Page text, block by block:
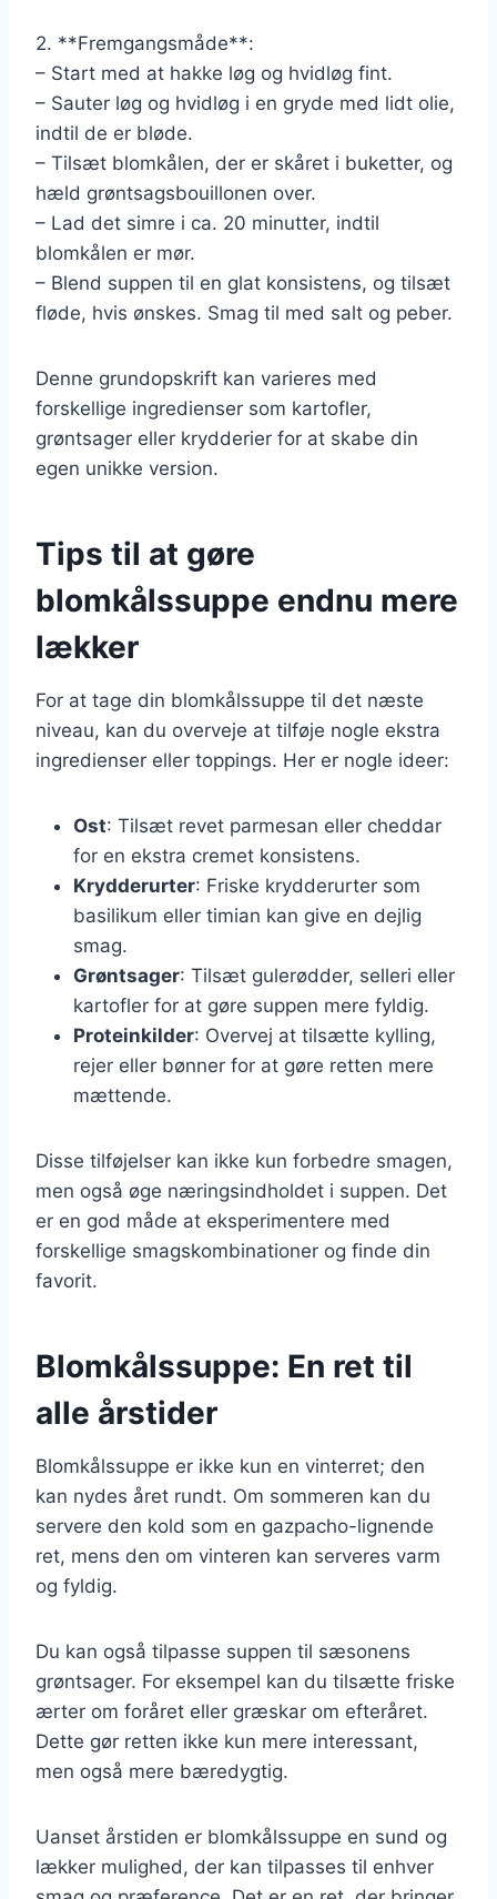
2. **Fremgangsmåde**:
– Start med at hakke løg og hvidløg fint.
– Sauter løg og hvidløg i en gryde med lidt olie,
indtil de er bløde.
– Tilsæt blomkålen, der er skåret i buketter, og
hæld grøntsagsbouillonen over.
– Lad det simre i ca. 20 minutter, indtil
blomkålen er mør.
– Blend suppen til en glat konsistens, og tilsæt
fløde, hvis ønskes. Smag til med salt og peber.
Denne grundopskrift kan varieres med
forskellige ingredienser som kartofler,
grøntsager eller krydderier for at skabe din
egen unikke version.
Tips til at gøre
blomkålssuppe endnu mere
lækker
For at tage din blomkålssuppe til det næste
niveau, kan du overveje at tilføje nogle ekstra
ingredienser eller toppings. Her er nogle ideer:
Ost: Tilsæt revet parmesan eller cheddar
for en ekstra cremet konsistens.
Krydderurter: Friske krydderurter som
basilikum eller timian kan give en dejlig
smag.
Grøntsager: Tilsæt gulerødder, selleri eller
kartofler for at gøre suppen mere fyldig.
Proteinkilder: Overvej at tilsætte kylling,
rejer eller bønner for at gøre retten mere
mættende.
Disse tilføjelser kan ikke kun forbedre smagen,
men også øge næringsindholdet i suppen. Det
er en god måde at eksperimentere med
forskellige smagskombinationer og finde din
favorit.
Blomkålssuppe: En ret til
alle årstider
Blomkålssuppe er ikke kun en vinterret; den
kan nydes året rundt. Om sommeren kan du
servere den kold som en gazpacho-lignende
ret, mens den om vinteren kan serveres varm
og fyldig.
Du kan også tilpasse suppen til sæsonens
grøntsager. For eksempel kan du tilsætte friske
ærter om foråret eller græskar om efteråret.
Dette gør retten ikke kun mere interessant,
men også mere bæredygtig.
Uanset årstiden er blomkålssuppe en sund og
lækker mulighed, der kan tilpasses til enhver